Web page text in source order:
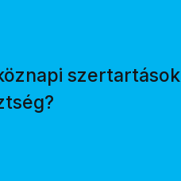
szertartások